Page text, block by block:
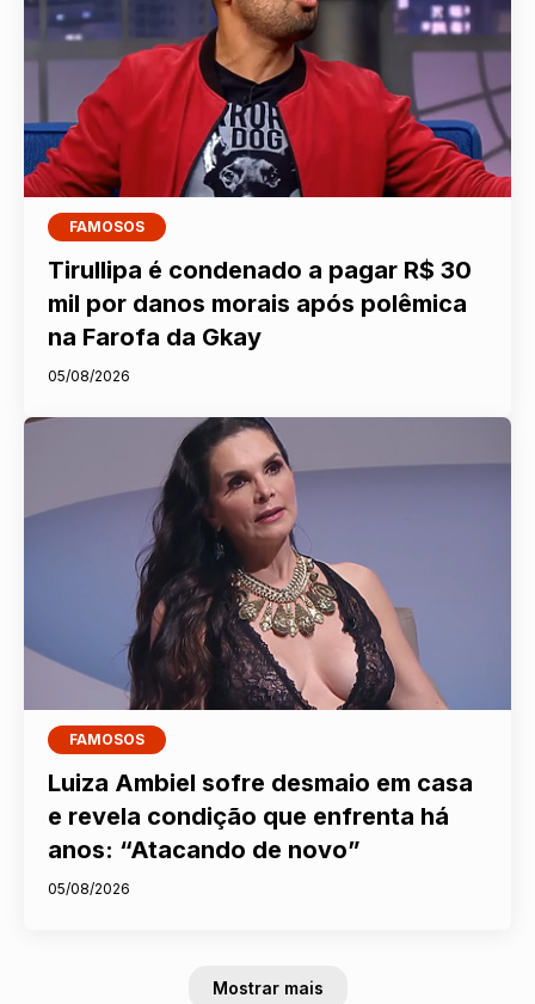
FAMOSOS
Tirullipa é condenado a pagar R$ 30
mil por danos morais após polêmica
na Farofa da Gkay
05/08/2026
FAMOSOS
Luiza Ambiel sofre desmaio em casa
e revela condição que enfrenta há
anos: “Atacando de novo”
05/08/2026
Mostrar mais